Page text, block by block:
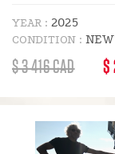
YEAR : 2025
CONDITION : NEW
REGULAR
$ 3 416 CAD $